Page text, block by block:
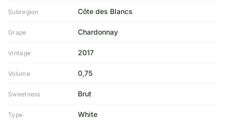
Subregion Côte des Blancs
Grape Chardonnay
Vintage 2017
Volume 0,75
Sweetness Brut
Type White